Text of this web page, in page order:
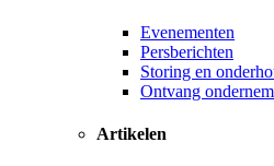
Evenementen
Persberichten
Storing en
Ontvang
Artikelen